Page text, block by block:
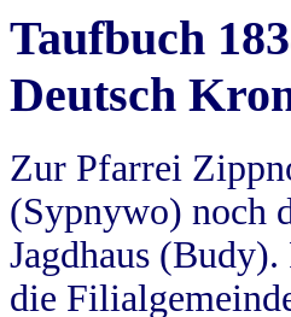
Taufbuch
Deutsch
Zur Pfarrei
(Sypnywo) noch
Jagdhaus
die